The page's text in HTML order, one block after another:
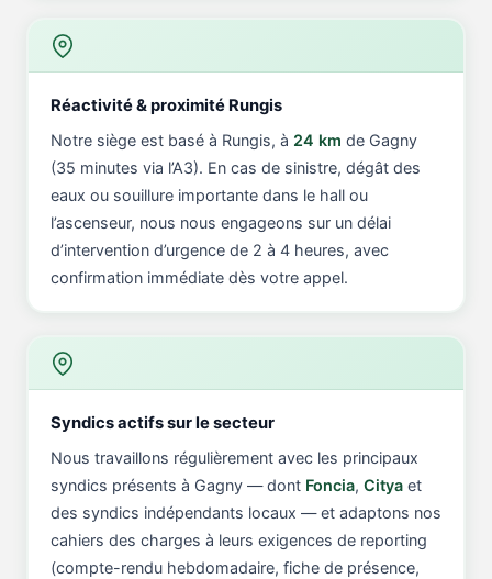
Réactivité & proximité Rungis
Notre siège est basé à Rungis, à 24 km de Gagny
(35 minutes via l’A3). En cas de sinistre, dégât des
eaux ou souillure importante dans le hall ou
l’ascenseur, nous nous engageons sur un délai
d’intervention d’urgence de 2 à 4 heures, avec
confirmation immédiate dès votre appel.
Syndics actifs sur le secteur
Nous travaillons régulièrement avec les principaux
syndics présents à Gagny — dont Foncia, Cityaet
des syndics indépendants locaux — et adaptons nos
cahiers des charges à leurs exigences de reporting
(compte-rendu hebdomadaire, fiche de présence,